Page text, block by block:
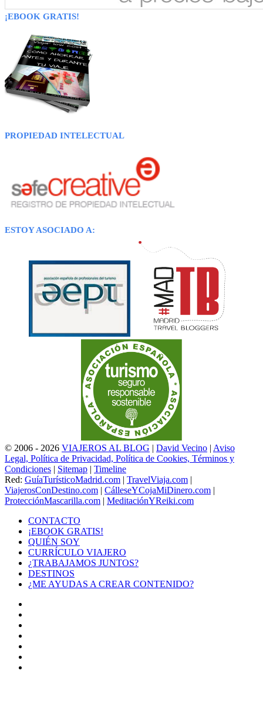
¡EBOOK GRATIS!
PROPIEDAD INTELECTUAL
ESTOY ASOCIADO A:
© 2006 - 2026 VIAJEROS AL BLOG | David Vecino | Aviso
Legal, Política de Privacidad, Política de Cookies, Términos y
Condiciones | Sitemap | Timeline
Red: GuíaTurísticoMadrid.com | TravelViaja.com |
ViajerosConDestino.com | CálleseYCojaMiDinero.com |
ProtecciónMascarilla.com | MeditaciónYReiki.com
CONTACTO
¡EBOOK GRATIS!
QUIÉN SOY
CURRÍCULO VIAJERO
¿TRABAJAMOS JUNTOS?
DESTINOS
¿ME AYUDAS A CREAR CONTENIDO?